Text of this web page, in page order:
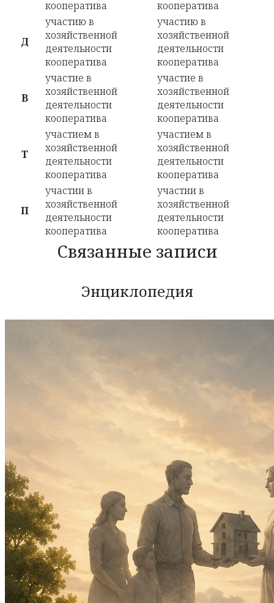
кооператива
кооператива
Д
участию в
хозяйственной
деятельности
кооператива
участию в
хозяйственной
деятельности
кооператива
В
участие в
хозяйственной
деятельности
кооператива
участие в
хозяйственной
деятельности
кооператива
Т
участием в
хозяйственной
деятельности
кооператива
участием в
хозяйственной
деятельности
кооператива
П
участии в
хозяйственной
деятельности
кооператива
участии в
хозяйственной
деятельности
кооператива
Связанные записи
Энциклопедия